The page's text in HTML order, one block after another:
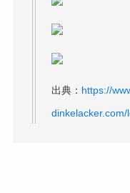
出典： https://